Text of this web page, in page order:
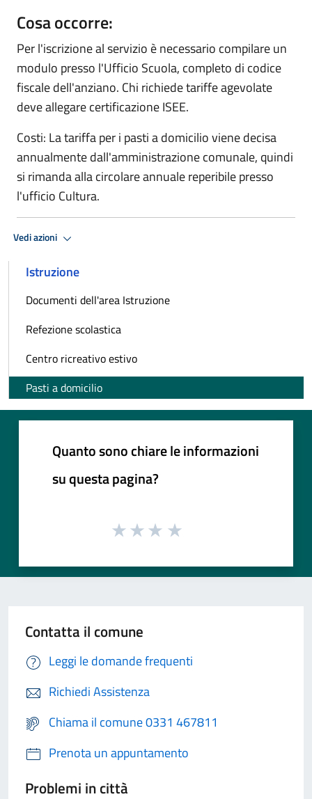
Cosa occorre:
Per l'iscrizione al servizio è necessario compilare un
modulo presso l'Ufficio Scuola, completo di codice
fiscale dell'anziano. Chi richiede tariffe agevolate
deve allegare certificazione ISEE.
Costi: La tariffa per i pasti a domicilio viene decisa
annualmente dall'amministrazione comunale, quindi
si rimanda alla circolare annuale reperibile presso
l'ufficio Cultura.
Vedi azioni
Istruzione
Documenti dell'area Istruzione
Refezione scolastica
Centro ricreativo estivo
Pasti a domicilio
Quanto sono chiare le informazioni
su questa pagina?
Contatta il comune
Leggi le domande frequenti
Richiedi Assistenza
Chiama il comune 0331 467811
Prenota un appuntamento
Problemi in città